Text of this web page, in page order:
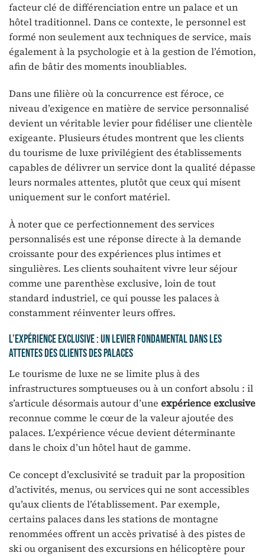
facteur clé de différenciation entre un palace et un
hôtel traditionnel. Dans ce contexte, le personnel est
formé non seulement aux techniques de service, mais
également à la psychologie et à la gestion de l’émotion,
afin de bâtir des moments inoubliables.
Dans une filière où la concurrence est féroce, ce
niveau d’exigence en matière de service personnalisé
devient un véritable levier pour fidéliser une clientèle
exigeante. Plusieurs études montrent que les clients
du tourisme de luxe privilégient des établissements
capables de délivrer un service dont la qualité dépasse
leurs normales attentes, plutôt que ceux qui misent
uniquement sur le confort matériel.
À noter que ce perfectionnement des services
personnalisés est une réponse directe à la demande
croissante pour des expériences plus intimes et
singulières. Les clients souhaitent vivre leur séjour
comme une parenthèse exclusive, loin de tout
standard industriel, ce qui pousse les palaces à
constamment réinventer leurs offres.
L’expérience exclusive : un levier fondamental dans les
attentes des clients des palaces
Le tourisme de luxe ne se limite plus à des
infrastructures somptueuses ou à un confort absolu : il
s’articule désormais autour d’une expérience exclusive
reconnue comme le cœur de la valeur ajoutée des
palaces. L’expérience vécue devient déterminante
dans le choix d’un hôtel haut de gamme.
Ce concept d’exclusivité se traduit par la proposition
d’activités, menus, ou services qui ne sont accessibles
qu’aux clients de l’établissement. Par exemple,
certains palaces dans les stations de montagne
renommées offrent un accès privatisé à des pistes de
ski ou organisent des excursions en hélicoptère pour